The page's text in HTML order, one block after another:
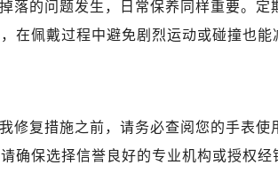
江省大庆市萨尔图区会战大街百达翡丽售
江省鹤岗市向阳区红军路百达翡丽售后服
江省牡丹江市东安区太平路百达翡丽售后
江省七台河市桃山区大同街百达翡丽售后
落的问题发生，日常保养同样重要。
在佩戴过程中避免剧烈运动或碰撞也能
修复措施之前，请务必查阅您的手表
确保选择信誉良好的专业机构或授权经